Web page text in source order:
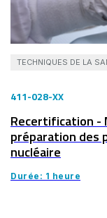
TECHNIQUES DE LA
411-028-XX
Recertification -
préparation des
nucléaire
Durée: 1 heure